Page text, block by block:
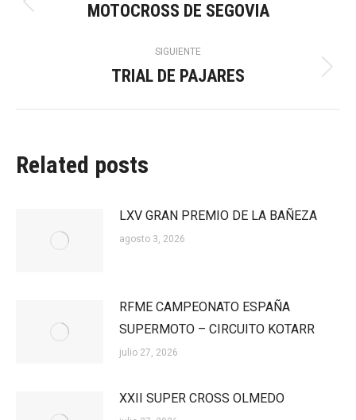
entre
publicaciones
Publicación
MOTOCROSS DE SEGOVIA
SIGUIENTE
Publicación
TRIAL DE PAJARES
Related posts
LXV GRAN PREMIO DE LA BAÑEZA
agosto 3, 2026
RFME CAMPEONATO ESPAÑA
SUPERMOTO – CIRCUITO KOTARR
julio 27, 2026
XXII SUPER CROSS OLMEDO